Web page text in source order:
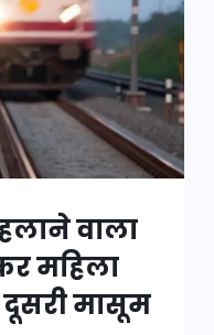
वाला
महिला
मासूम